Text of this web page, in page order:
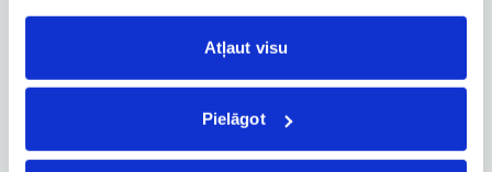
Atļaut visu
Pielāgot
Skrydžio būsenos ir kitos aktualios
Pigių skrydžių paieška ir lėktuvo bilietų